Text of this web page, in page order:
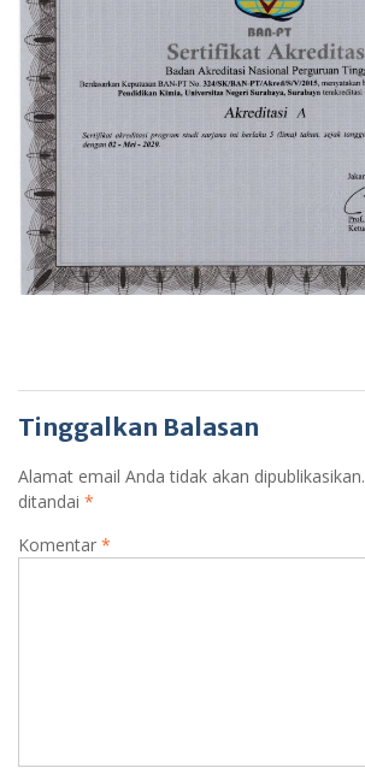
Tinggalkan Balasan
Alamat email Anda tidak akan dipublikasikan.
ditandai *
Komentar *